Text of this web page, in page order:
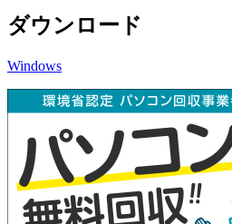
ダウンロード
Windows